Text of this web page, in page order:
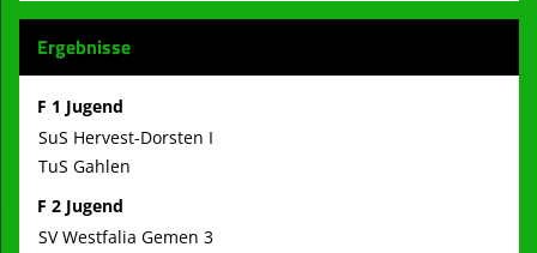
Ergebnisse
F 1 Jugend
SuS Hervest-Dorsten I
TuS Gahlen
F 2 Jugend
SV Westfalia Gemen 3